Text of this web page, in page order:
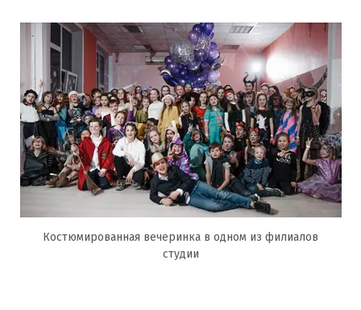
Костюмированная вечеринка в одном из филиалов
студии